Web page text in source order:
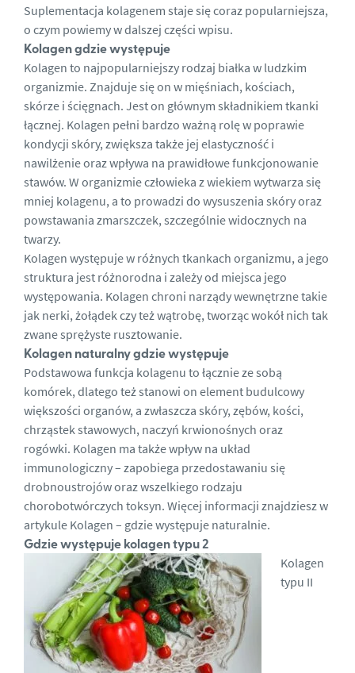
Suplementacja kolagenem staje się coraz popularniejsza,
o czym powiemy w dalszej części wpisu.
Kolagen gdzie występuje
Kolagen to najpopularniejszy rodzaj białka w ludzkim
organizmie. Znajduje się on w mięśniach, kościach,
skórze i ścięgnach. Jest on głównym składnikiem tkanki
łącznej. Kolagen pełni bardzo ważną rolę w poprawie
kondycji skóry, zwiększa także jej elastyczność i
nawilżenie oraz wpływa na prawidłowe funkcjonowanie
stawów. W organizmie człowieka z wiekiem wytwarza się
mniej kolagenu, a to prowadzi do wysuszenia skóry oraz
powstawania zmarszczek, szczególnie widocznych na
twarzy.
Kolagen występuje w różnych tkankach organizmu, a jego
struktura jest różnorodna i zależy od miejsca jego
występowania. Kolagen chroni narządy wewnętrzne takie
jak nerki, żołądek czy też wątrobę, tworząc wokół nich tak
zwane sprężyste rusztowanie.
Kolagen naturalny gdzie występuje
Podstawowa funkcja kolagenu to łącznie ze sobą
komórek, dlatego też stanowi on element budulcowy
większości organów, a zwłaszcza skóry, zębów, kości,
chrząstek stawowych, naczyń krwionośnych oraz
rogówki. Kolagen ma także wpływ na układ
immunologiczny – zapobiega przedostawaniu się
drobnoustrojów oraz wszelkiego rodzaju
chorobotwórczych toksyn. Więcej informacji znajdziesz w
artykule Kolagen – gdzie występuje naturalnie.
Gdzie występuje kolagen typu 2
Kolagen
typu II